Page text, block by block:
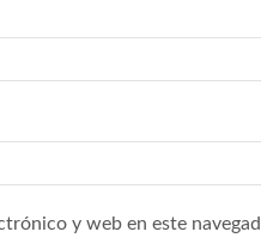
y web en este